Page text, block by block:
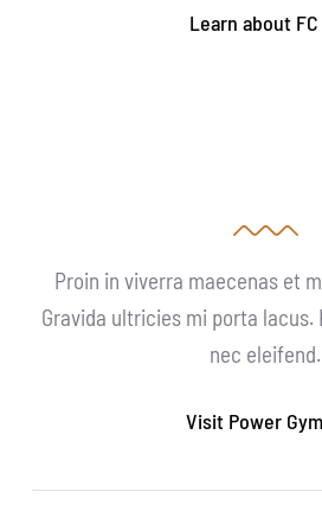
Learn about FC
Proin in viverra maecenas et
Gravida ultricies mi porta lacus.
nec eleifend.
Visit Power Gym